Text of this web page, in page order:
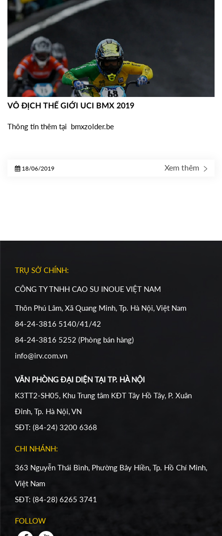
VÔ ĐỊCH THẾ GIỚI UCI BMX 2019
Thông tin thêm tại bmxzolder.be
18/06/2019 Xem thêm
TRỤ SỞ CHÍNH:
CÔNG TY TNHH CAO SU INOUE VIỆT NAM
Thôn Phú Lâm, Xã Quang Minh, Tp. Hà Nội, Việt Nam
84-24-3816 5140/41/42
84-24-3816 5252 (Phòng bán hàng)
info@irv.com.vn
VĂN PHÒNG ĐẠI DIỆN TẠI TP. HÀ NỘI
K3TT2-SH05, Khu Trung tâm KĐT Tây Hồ Tây, P. Xuân
Đỉnh, Tp. Hà Nội, VN
SĐT: (84-24) 3200 6368
CHI NHÁNH:
363 Nguyễn Thái Bình, Phường Bảy Hiền, Tp. Hồ Chí Minh,
Việt Nam
SĐT: (84-28) 6265 3741
FOLLOW